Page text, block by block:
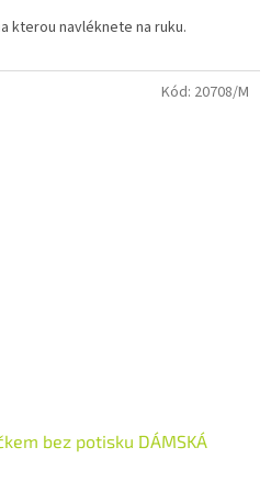
kterou navléknete na ruku.
bez potisku DÁMSKÁ
Kód: 20708/M